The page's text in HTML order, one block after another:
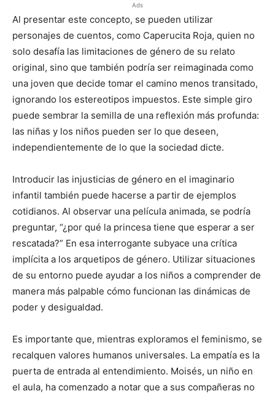
Ads
Al presentar este concepto, se pueden utilizar
personajes de cuentos, como Caperucita Roja, quien no
solo desafía las limitaciones de género de su relato
original, sino que también podría ser reimaginada como
una joven que decide tomar el camino menos transitado,
ignorando los estereotipos impuestos. Este simple giro
puede sembrar la semilla de una reflexión más profunda:
las niñas y los niños pueden ser lo que deseen,
independientemente de lo que la sociedad dicte.
Introducir las injusticias de género en el imaginario
infantil también puede hacerse a partir de ejemplos
cotidianos. Al observar una película animada, se podría
preguntar, “¿por qué la princesa tiene que esperar a ser
rescatada?” En esa interrogante subyace una crítica
implícita a los arquetipos de género. Utilizar situaciones
de su entorno puede ayudar a los niños a comprender de
manera más palpable cómo funcionan las dinámicas de
poder y desigualdad.
Es importante que, mientras exploramos el feminismo, se
recalquen valores humanos universales. La empatía es la
puerta de entrada al entendimiento. Moisés, un niño en
el aula, ha comenzado a notar que a sus compañeras no